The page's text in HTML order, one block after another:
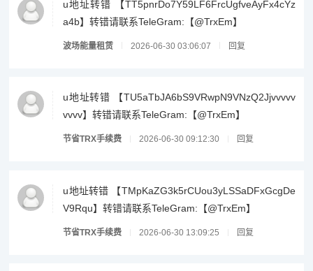
u地址转错 【TT5pnrDo7Y59LF6FrcUgfveAyFx4cYz
a4b】转错请联系TeleGram:【@TrxEm】
波场能量租赁 2026-06-30 03:06:07 回复
u地址转错 【TU5aTbJA6bS9VRwpN9VNzQ2Jjvvvvv
vvvv】转错请联系TeleGram:【@TrxEm】
节省TRX手续费 2026-06-30 09:12:30 回复
u地址转错 【TMpKaZG3k5rCUou3yLSSaDFxGcgDe
V9Rqu】转错请联系TeleGram:【@TrxEm】
节省TRX手续费 2026-06-30 13:09:25 回复